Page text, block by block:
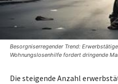
Besorgniserregender Trend:
Wohnungslosenhilfe fordert dringende
Die steigende Anzahl